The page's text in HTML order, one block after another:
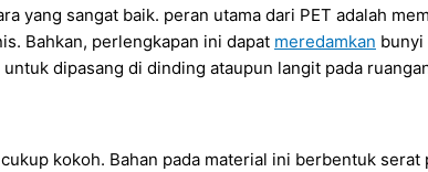
yang sangat baik. peran utama dari PET adalah
Bahkan, perlengkapan ini dapat meredamkan bunyi
dipasang di dinding ataupun langit pada
kokoh. Bahan pada material ini berbentuk